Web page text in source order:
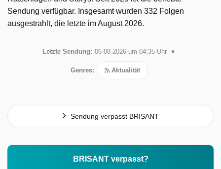
Sendung verfügbar. Insgesamt wurden 332 Folgen
ausgestrahlt, die letzte im August 2026.
Letzte Sendung: 06-08-2026 um 04:35 Uhr
Genres: Aktualität
Sendung verpasst BRISANT
BRISANT verpasst?